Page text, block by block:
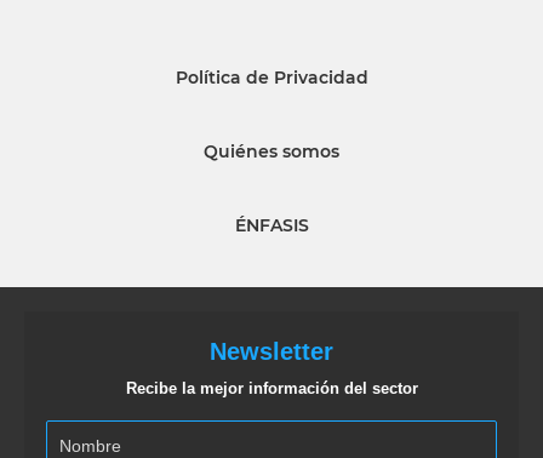
Política de Privacidad
Quiénes somos
ÉNFASIS
Newsletter
Recibe la mejor información del sector